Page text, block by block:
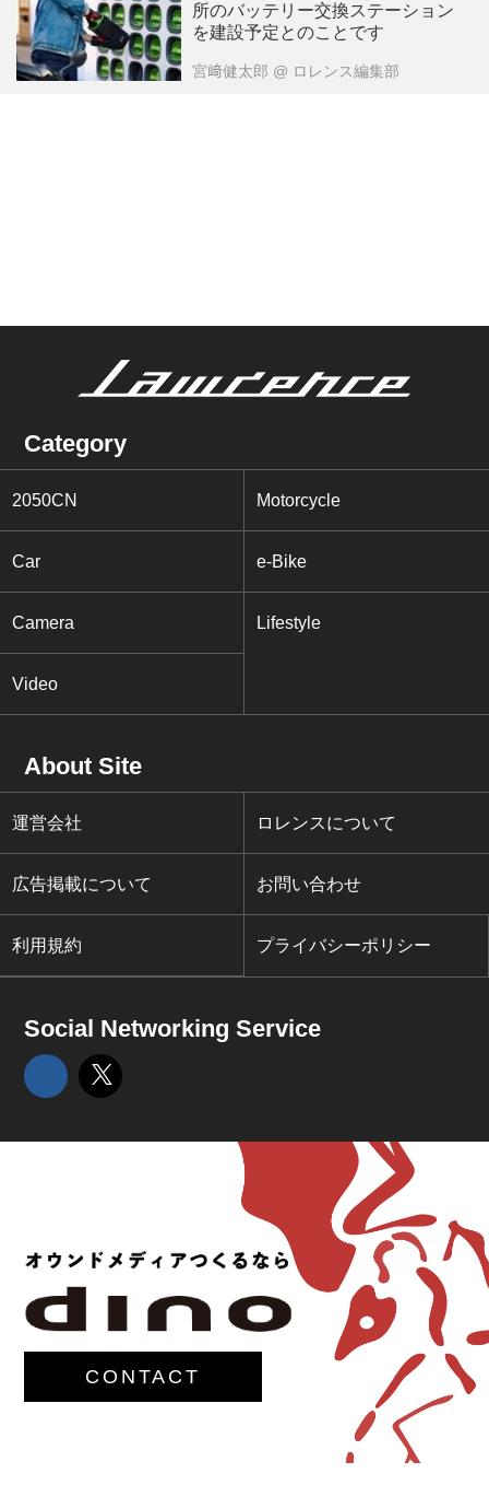
所のバッテリー交換ステーション
を建設予定とのことです
宮﨑健太郎 @ ロレンス編集部
Category
2050CN Motorcycle
Car e-Bike
Camera Lifestyle
Video
About Site
運営会社 ロレンスについて
広告掲載について お問い合わせ
利用規約 プライバシーポリシー
Social Networking Service
CONTACT